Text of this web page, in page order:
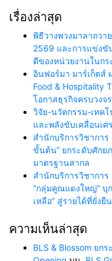
เรื่องล่าสุด
พิธีวางพวงมาลาถวา
2569 และการแข่ง
ดีของหน่วยงานในก
อินฟอร์มา มาร์เก็ตส์
Food & Hospitality
โอกาสธุรกิจครบวงจ
วิจัย-นวัตกรรม-เทค
และพลังขับเคลื่อนเศ
สำนักบริการวิชากา
ขั้นต้น” ยกระดับศักย
มาตรฐานสากล
สำนักบริการวิชากา
“กลุ่มคูณแดงใหญ่” บุ
เหลือ” สู่รายได้ที่ยั่งยืน
ความเห็นล่าสุด
BLS & Blossom ยก